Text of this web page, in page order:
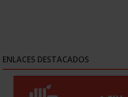
ENLACES DESTACADOS